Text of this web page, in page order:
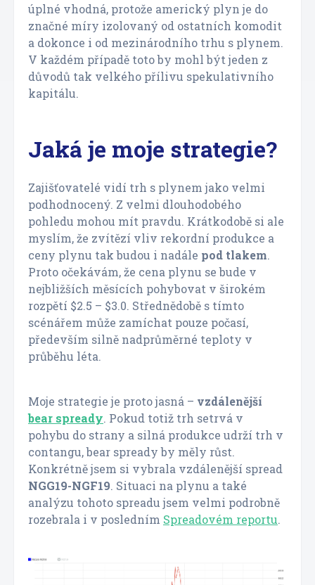
úplné vhodná, protože americký plyn je do
značné míry izolovaný od ostatních komodit
a dokonce i od mezinárodního trhu s plynem.
V každém případě toto by mohl být jeden z
důvodů tak velkého přílivu spekulativního
kapitálu.
Jaká je moje strategie?
Zajišťovatelé vidí trh s plynem jako velmi
podhodnocený. Z velmi dlouhodobého
pohledu mohou mít pravdu. Krátkodobě si ale
myslím, že zvítězí vliv rekordní produkce a
ceny plynu tak budou i nadále pod tlakem.
Proto očekávám, že cena plynu se bude v
nejbližších měsících pohybovat v širokém
rozpětí $2.5 – $3.0. Střednědobě s tímto
scénářem může zamíchat pouze počasí,
především silně nadprůměrné teploty v
průběhu léta.
Moje strategie je proto jasná – vzdálenější
bear spready. Pokud totiž trh setrvá v
pohybu do strany a silná produkce udrží trh v
contangu, bear spready by měly růst.
Konkrétně jsem si vybrala vzdálenější spread
NGG19-NGF19. Situaci na plynu a také
analýzu tohoto spreadu jsem velmi podrobně
rozebrala i v posledním Spreadovém reportu.